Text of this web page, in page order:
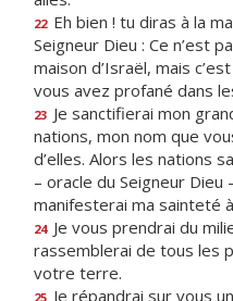
22 Eh bien ! tu diras à la
Seigneur Dieu : Ce n’est
maison d’Israël, mais
vous avez profané dans
23 Je sanctifierai mon
nations, mon nom que
d’elles. Alors les nations
– oracle du Seigneur Dieu
manifesterai ma sainteté
24 Je vous prendrai du
rassemblerai de tous les
votre terre.
25 Je répandrai sur vous